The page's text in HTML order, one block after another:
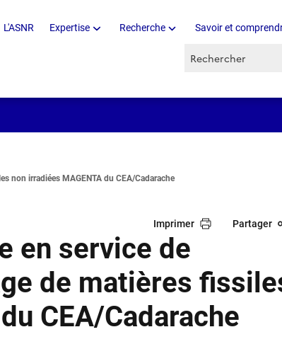
L'ASNR Expertise Recherche Savoir et
Recherche par
non irradiées MAGENTA du CEA/Cadarache
Imprimer Partager
en service de
de matières
CEA/Cadarache